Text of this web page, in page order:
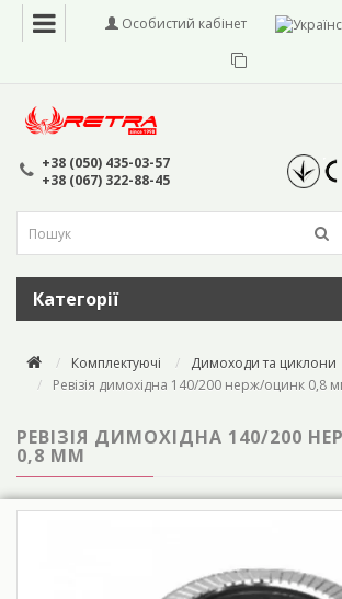
Особистий кабінет
+38 (050) 435-03-57
+38 (067) 322-88-45
Категорії
Комплектуючі
Димоходи та циклони
Ревізія димохідна 140/200 нерж/оцинк 0,8
РЕВІЗІЯ ДИМОХІДНА 140/200
0,8 ММ